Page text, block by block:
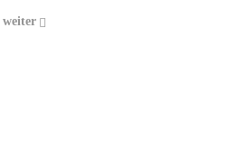
weiter